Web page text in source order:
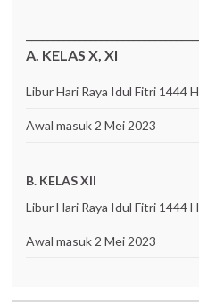
A. KELAS X, XI
Libur Hari Raya Idul Fitri 1444 H
Awal masuk 2 Mei 2023
B. KELAS XII
Libur Hari Raya Idul Fitri 1444 H
Awal masuk 2 Mei 2023